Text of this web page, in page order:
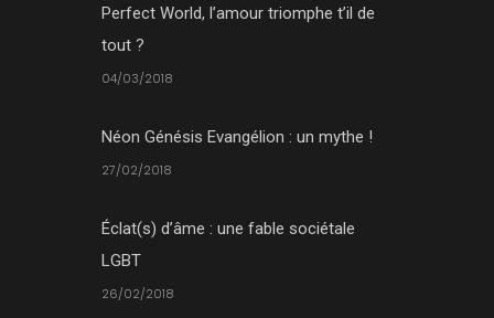
Perfect World, l’amour triomphe t’il de
tout ?
04/03/2018
Néon Génésis Evangélion : un mythe !
27/02/2018
Éclat(s) d’âme : une fable sociétale
LGBT
26/02/2018